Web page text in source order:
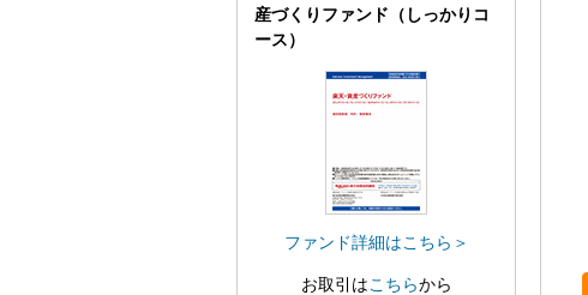
産づくりファンド（しっかりコ
ース）
ファンド詳細はこちら＞
お取引はこちらから